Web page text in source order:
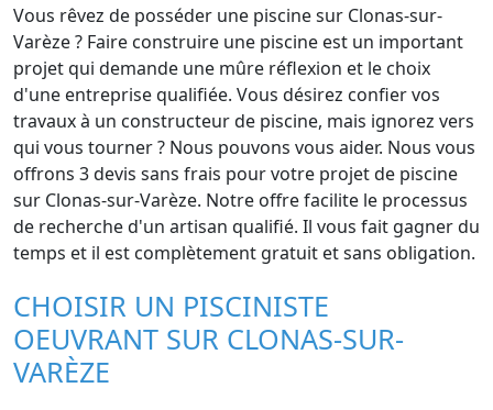
Vous rêvez de posséder une piscine sur Clonas-sur-
Varèze ? Faire construire une piscine est un important
projet qui demande une mûre réflexion et le choix
d'une entreprise qualifiée. Vous désirez confier vos
travaux à un constructeur de piscine, mais ignorez vers
qui vous tourner ? Nous pouvons vous aider. Nous vous
offrons 3 devis sans frais pour votre projet de piscine
sur Clonas-sur-Varèze. Notre offre facilite le processus
de recherche d'un artisan qualifié. Il vous fait gagner du
temps et il est complètement gratuit et sans obligation.
CHOISIR UN PISCINISTE
OEUVRANT SUR CLONAS-SUR-
VARÈZE